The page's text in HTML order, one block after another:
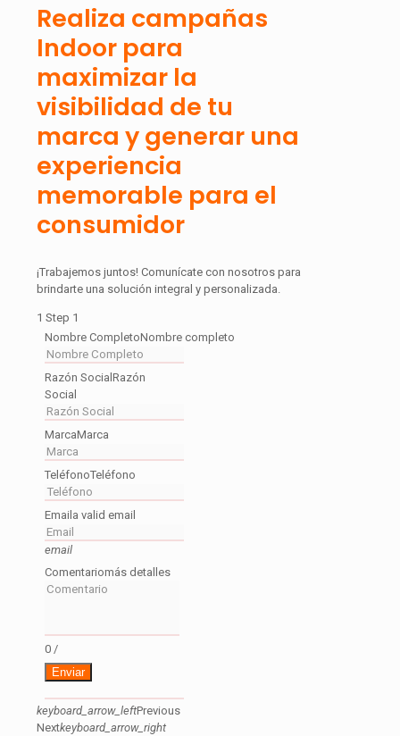
Realiza campañas
Indoor para
maximizar la
visibilidad de tu
marca y generar una
experiencia
memorable para el
consumidor
¡Trabajemos juntos! Comunícate con nosotros para
brindarte una solución integral y personalizada.
1 Step 1
Nombre CompletoNombre completo
Razón Social Razón
Social
MarcaMarca
TeléfonoTeléfono
Email a valid email
email
Comentariomás detalles
0 /
Enviar
keyboard_arrow_leftPrevious
Nextkeyboard_arrow_right